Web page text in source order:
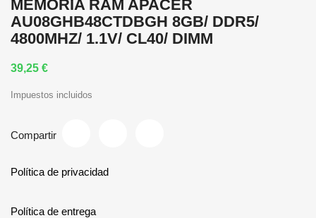
MEMORIA RAM APACER
AU08GHB48CTDBGH 8GB/ DDR5/
4800MHZ/ 1.1V/ CL40/ DIMM
39,25 €
Impuestos incluidos
Compartir
Política de privacidad
Política de entrega